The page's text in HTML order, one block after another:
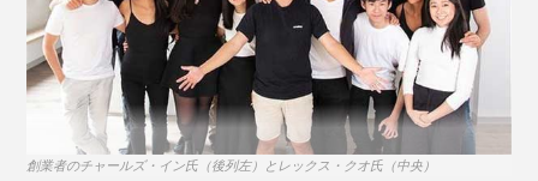
創業者のチャールズ・イン氏（後列左）とレックス・クオ氏（中央）